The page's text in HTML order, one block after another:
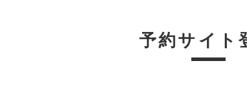
予約サイト